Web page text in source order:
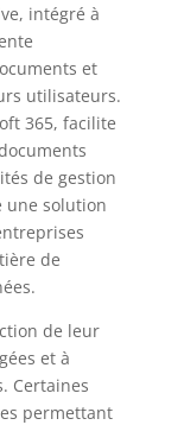
intégré à
et
utilisateurs.
365, facilite
de gestion
une solution
de
de leur
et à
Certaines
permettant